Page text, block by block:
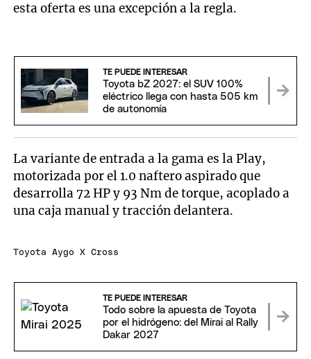
esta oferta es una excepción a la regla.
TE PUEDE INTERESAR
Toyota bZ 2027: el SUV 100%
eléctrico llega con hasta 505 km
de autonomía
La variante de entrada a la gama es la Play,
motorizada por el 1.0 naftero aspirado que
desarrolla 72 HP y 93 Nm de torque, acoplado a
una caja manual y tracción delantera.
Toyota Aygo X Cross
TE PUEDE INTERESAR
Todo sobre la apuesta de Toyota
por el hidrógeno: del Mirai al Rally
Dakar 2027